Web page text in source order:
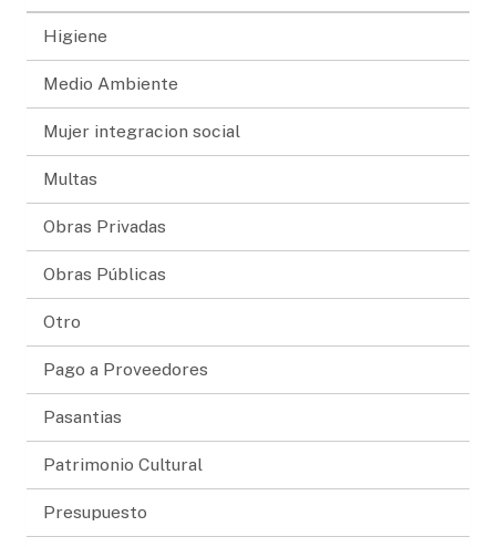
Higiene
Medio Ambiente
Mujer integracion social
Multas
Obras Privadas
Obras Públicas
Otro
Pago a Proveedores
Pasantias
Patrimonio Cultural
Presupuesto